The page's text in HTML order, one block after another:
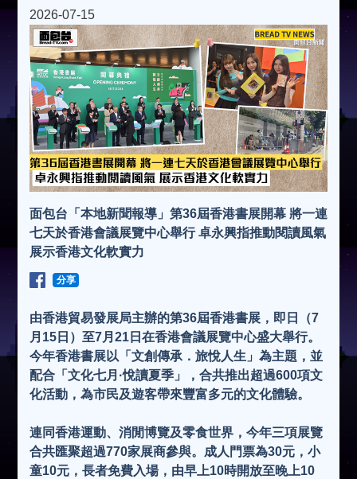
2026-07-15
面包台「本地新聞報導」第36屆香港書展開幕 將一連
七天於香港會議展覽中心舉行 卓永興指推動閱讀風氣
展示香港文化軟實力
分享
由香港貿易發展局主辦的第36屆香港書展，即日（7
月15日）至7月21日在香港會議展覽中心盛大舉行。
今年香港書展以「文創傳承．旅悅人生」為主題，並
配合「文化七月·悅讀夏季」，合共推出超過600項文
化活動，為市民及遊客帶來豐富多元的文化體驗。
連同香港運動、消閒博覽及零食世界，今年三項展覽
合共匯聚超過770家展商參與。成人門票為30元，小
童10元，長者免費入場，由早上10時開放至晚上10